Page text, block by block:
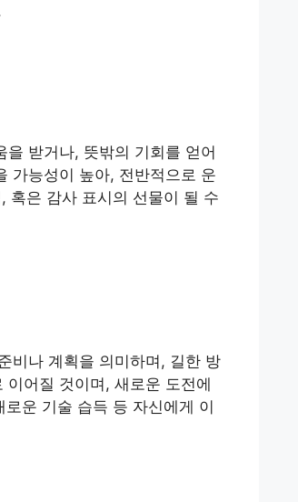
받거나, 뜻밖의 기회를 얻어
가능성이 높아, 전반적으로 운
혹은 감사 표시의 선물이 될 수
비나 계획을 의미하며, 길한 방
어질 것이며, 새로운 도전에
운 기술 습득 등 자신에게 이